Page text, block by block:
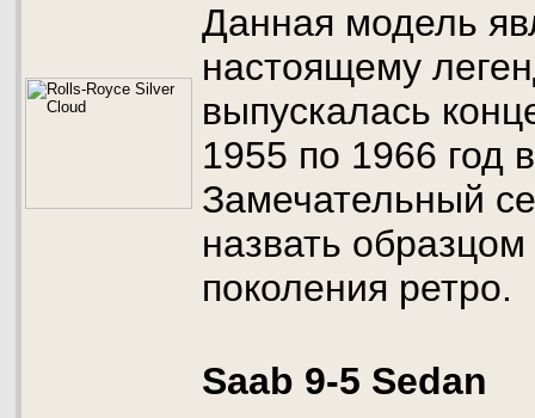
Данная модель
настоящему
выпускалась
1955 по 1966 год
Замечательный
назвать
поколения ретро.
Saab 9-5 Sedan